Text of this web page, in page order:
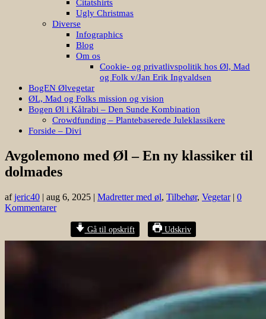
Citatshirts
Ugly Christmas
Diverse
Infographics
Blog
Om os
Cookie- og privatlivspolitik hos Øl, Mad
og Folk v/Jan Erik Ingvaldsen
BogEN Ølvegetar
ØL, Mad og Folks mission og vision
Bogen Øl i Kålrabi – Den Sunde Kombination
Crowdfunding – Plantebaserede Juleklassikere
Forside – Divi
Avgolemono med Øl – En ny klassiker til
dolmades
afjeric40 | aug 6, 2025 | Madretter med øl, Tilbehør, Vegetar| 0
Kommentarer
Gå til opskrift Udskriv